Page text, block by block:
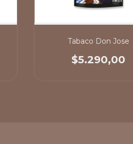
Tabaco Don Jose
$5.290,00